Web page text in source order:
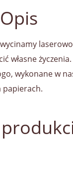
Opis
własne
wykonane w
papierach.